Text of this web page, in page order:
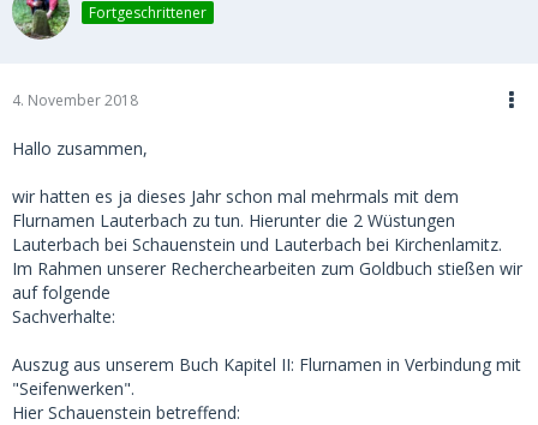
Fortgeschrittener
4. November 2018
Hallo zusammen,
wir hatten es ja dieses Jahr schon mal mehrmals mit dem
Flurnamen Lauterbach zu tun. Hierunter die 2 Wüstungen
Lauterbach bei Schauenstein und Lauterbach bei Kirchenlamitz.
Im Rahmen unserer Recherchearbeiten zum Goldbuch stießen wir
auf folgende
Sachverhalte:
Auszug aus unserem Buch Kapitel II: Flurnamen in Verbindung mit
"Seifenwerken".
Hier Schauenstein betreffend: